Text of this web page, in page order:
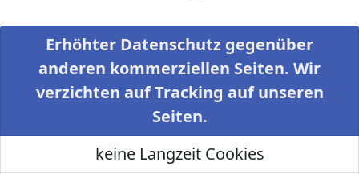
Erhöhter Datenschutz gegenüber
anderen kommerziellen Seiten. Wir
verzichten auf Tracking auf unseren
Seiten.
keine Langzeit Cookies